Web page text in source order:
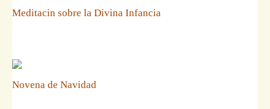
Meditacin sobre la Divina Infancia
Novena de Navidad